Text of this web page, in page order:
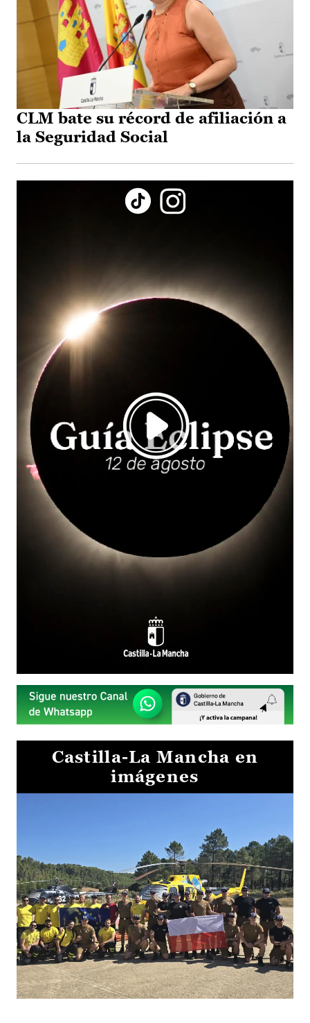
CLM bate su récord de afiliación a
la Seguridad Social
Castilla-La Mancha en
imágenes